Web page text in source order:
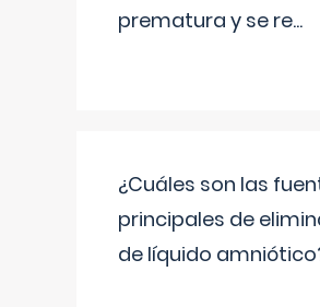
prematura y se re...
¿Cuáles son las
principales de
de líquido